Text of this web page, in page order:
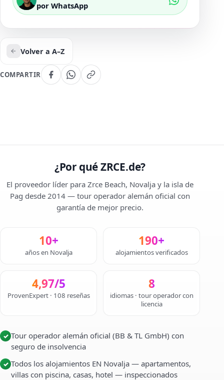
por WhatsApp
Volver a A–Z
COMPARTIR
¿Por qué ZRCE.de?
El proveedor líder para Zrce Beach, Novalja y la isla de
Pag desde 2014 — tour operador alemán oficial con
garantía de mejor precio.
10+
años en Novalja
190+
alojamientos verificados
4,97/5
ProvenExpert · 108 reseñas
8
idiomas · tour operador con
licencia
✓ Tour operador alemán oficial (BB & TL GmbH) con
seguro de insolvencia
✓ Todos los alojamientos EN Novalja — apartamentos,
villas con piscina, casas, hotel — inspeccionados